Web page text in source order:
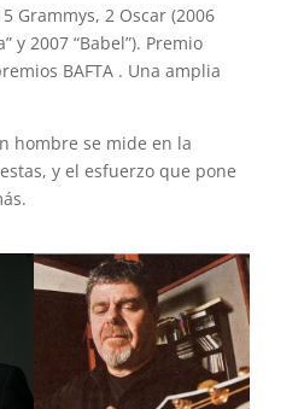
Grammys, 2 Oscar (2006
y 2007 “Babel”). Premio
BAFTA . Una amplia
hombre se mide en la
y el esfuerzo que pone